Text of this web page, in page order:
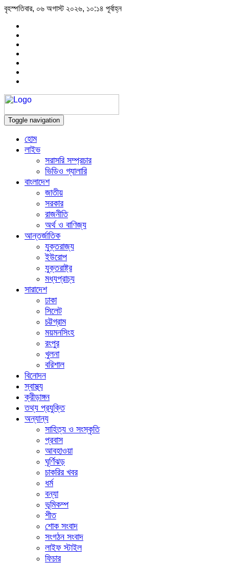
বৃহস্পতিবার, ০৬ অগাস্ট ২০২৬, ১০:১৪ পূর্বাহ্ন
Toggle navigation
হোম
লাইভ
সরাসরি সম্প্রচার
ভিডিও গ্যালারি
বাংলাদেশ
জাতীয়
সরকার
রাজনীতি
অর্থ ও বাণিজ্য
আন্তর্জাতিক
যুক্তরাজ্য
ইউরোপ
যুক্তরাষ্ট্র
মধ্যপ্রাচ্য
সারাদেশ
ঢাকা
সিলেট
চট্টগ্রাম
ময়মনসিংহ
রংপুর
খুলনা
বরিশাল
বিনোদন
স্বাস্থ্য
ক্রীড়াঙ্গন
তথ্য প্রযুক্তি
অন্যান্য
সাহিত্য ও সংস্কৃতি
প্রবাস
আবহাওয়া
ঘূর্ণিঝড়
চাকরির খবর
ধর্ম
বন্যা
ভূমিকম্প
শীত
শোক সংবাদ
সংগঠন সংবাদ
লাইফ স্টাইল
ফিচার